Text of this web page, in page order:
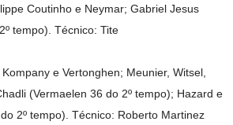
Coutinho e Neymar; Gabriel Jesus
tempo). Técnico: Tite
e Vertonghen; Meunier, Witsel,
(Vermaelen 36 do 2º tempo); Hazard e
2º tempo). Técnico: Roberto Martinez